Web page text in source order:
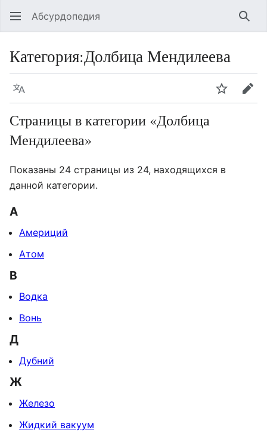
Абсурдопедия
Категория:Долбица Мендилеева
Язык
Страницы в категории «Долбица
Мендилеева»
Показаны 24 страницы из 24, находящихся в
данной категории.
А
Америций
Атом
В
Водка
Вонь
Д
Дубний
Ж
Железо
Жидкий вакуум